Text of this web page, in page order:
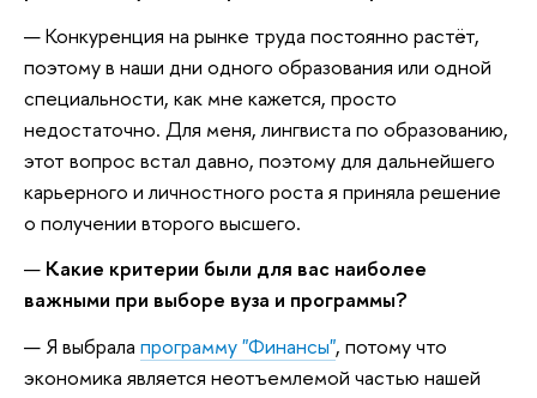
Конкуренция на рынке труда постоянно растёт,
поэтому в наши дни одного образования или одной
специальности, как мне кажется, просто
недостаточно. Для меня, лингвиста по образованию,
этот вопрос встал давно, поэтому для дальнейшего
карьерного и личностного роста я приняла решение
о получении второго высшего.
Какие критерии были для вас наиболее
важными при выборе вуза и программы?
Я выбрала программу "Финансы", потому что
экономика является неотъемлемой частью нашей